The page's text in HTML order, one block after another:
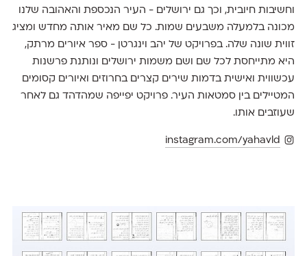
וחשיבות חיובית, וכך גם ירושלים - העיר הנכספת והאהובה שלנו
מכונה בלמעלה משבעים שמות. כל שם מאיר אותה מחדש ומציג
זווית שונה שלה. בפרויקט של יהב וינגרטן - ספר איורים מרתק,
היא מתייחסת לכל שם ושם משמות ירושלים ונותנת פרשנות
עכשווית ואישית בדמות שירים קצרים בחרוזים ואיורים קסומים
המטיילים בין סמטאות העיר. פרויקט יפייפה שמהדהד גם לאחר
שעוזבים אותו.
instagram.com/yahavld